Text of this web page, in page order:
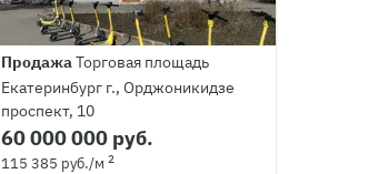
Продажа Торговая площадь
Екатеринбург г., Орджоникидзе
проспект, 10
60 000 000 руб.
115 385 руб./м 2